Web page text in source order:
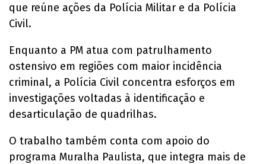
que reúne ações da Polícia Militar e da Polícia
Civil.
Enquanto a PM atua com patrulhamento
ostensivo em regiões com maior incidência
criminal, a Polícia Civil concentra esforços em
investigações voltadas à identificação e
desarticulação de quadrilhas.
O trabalho também conta com apoio do
programa Muralha Paulista, que integra mais de